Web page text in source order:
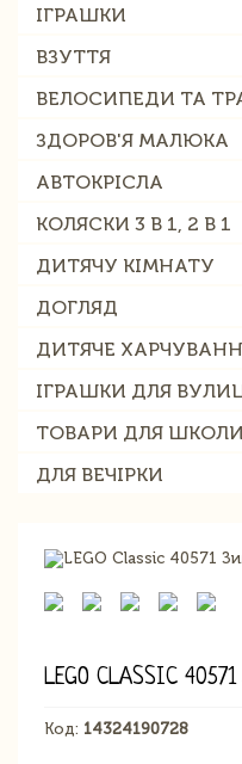
ІГРАШКИ
ВЗУТТЯ
ВЕЛОСИПЕДИ ТА
ЗДОРОВ'Я МАЛЮКА
АВТОКРІСЛА
КОЛЯСКИ 3 В 1, 2 В 1
ДИТЯЧУ КІМНАТУ
ДОГЛЯД
ДИТЯЧЕ
ІГРАШКИ ДЛЯ
ТОВАРИ ДЛЯ ШКОЛИ
ДЛЯ ВЕЧІРКИ
LEGO CLASSIC
Код: 14324190728